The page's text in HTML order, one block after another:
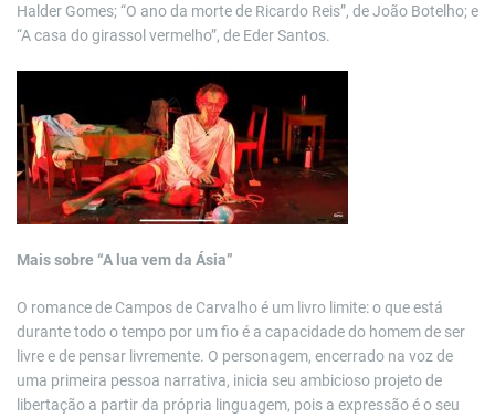
Halder Gomes; “O ano da morte de Ricardo Reis”, de João Botelho; e
“A casa do girassol vermelho”, de Eder Santos.
Mais sobre “A lua vem da Ásia”
O romance de Campos de Carvalho é um livro limite: o que está
durante todo o tempo por um fio é a capacidade do homem de ser
livre e de pensar livremente. O personagem, encerrado na voz de
uma primeira pessoa narrativa, inicia seu ambicioso projeto de
libertação a partir da própria linguagem, pois a expressão é o seu